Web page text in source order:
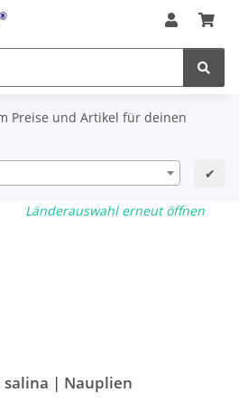
Preise und Artikel für deinen
✔
Länderauswahl erneut öffnen
salina | Nauplien